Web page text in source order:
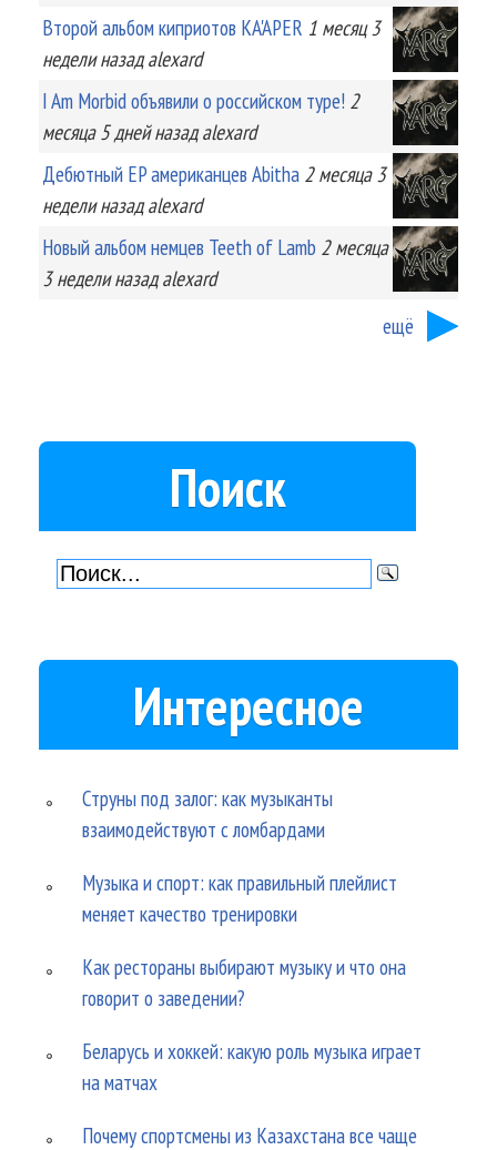
Второй альбом киприотов KA'APER 1 месяц 3
неделиназад alexard
I Am Morbid объявили о российском туре! 2
месяца 5 днейназад alexard
Дебютный EP американцев Abitha 2 месяца 3
неделиназад alexard
Новый альбом немцев Teeth of Lamb 2 месяца
3 неделиназад alexard
ещё
Поиск
Интересное
Струны под залог: как музыканты
взаимодействуют с ломбардами
Музыка и спорт: как правильный плейлист
меняет качество тренировки
Как рестораны выбирают музыку и что она
говорит о заведении?
Беларусь и хоккей: какую роль музыка играет
на матчах
Почему спортсмены из Казахстана все чаще